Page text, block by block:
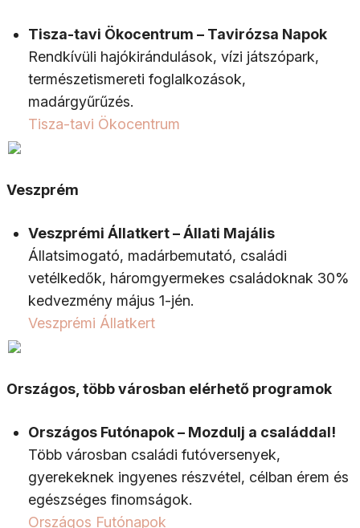
Tisza-tavi Ökocentrum – Tavirózsa Napok
Rendkívüli hajókirándulások, vízi játszópark,
természetismereti foglalkozások,
madárgyűrűzés.
Tisza-tavi Ökocentrum
Veszprém
Veszprémi Állatkert – Állati Majális
Állatsimogató, madárbemutató, családi
vetélkedők, háromgyermekes családoknak 30%
kedvezmény május 1-jén.
Veszprémi Állatkert
Országos, több városban elérhető programok
Országos Futónapok – Mozdulj a családdal!
Több városban családi futóversenyek,
gyerekeknek ingyenes részvétel, célban érem és
egészséges finomságok.
Országos Futónapok